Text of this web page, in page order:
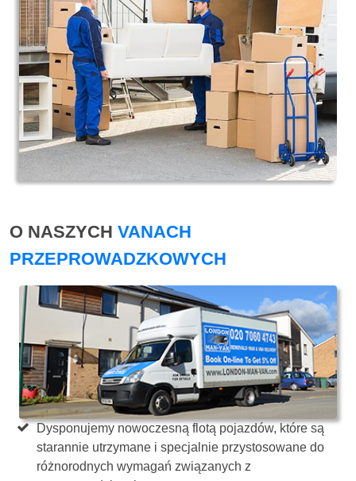
O NASZYCH VANACH
PRZEPROWADZKOWYCH
Dysponujemy nowoczesną flotą pojazdów, które są
starannie utrzymane i specjalnie przystosowane do
różnorodnych wymagań związanych z